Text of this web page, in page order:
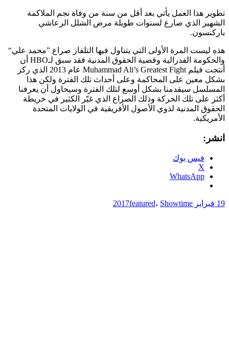
تطوير هذا العمل يأتي بعد أقل من سنة من وفاة نجم الملاكمة
الشهير الذي صارع لسنوات طويلة مرض الشلل الرعاشي
باركنسون.
هذه ليست المرة الأولى التي يتناول فيها التلفاز صراع ”محمد علي“
والحكومة الفدرالية وقضية الحقوق المدنية فقد سبق لـHBO أن
أنتجت فيلم Muhammad Ali’s Greatest Fight عام 2013 الذي ركز
بشكل معين على المحاكمة وعلى أحداث تلك الفترة ولكن هذا
المسلسل سيقدمنا بشكل أوسع لتلك الفترة وسيحاول أن يعرفنا
أكثر على تلك الحركة وذلك الصراع الذي غيّر الكثير في خريطة
الحقوق المدنية لذوي الأصول الأفريقية في الولايات المتحدة
الأمريكية.
انشر:
فيس بوك
X
WhatsApp
19 فبراير 2017 featured، Showtime